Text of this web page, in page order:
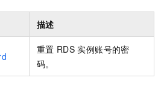
描述
重置 RDS 实例账号的密
码。